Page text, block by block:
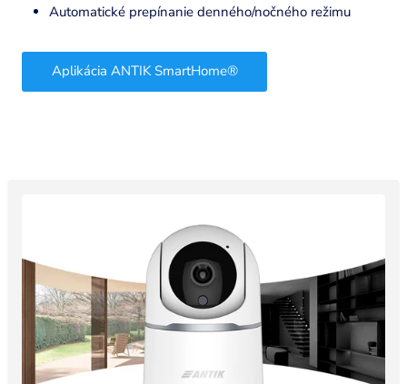
Automatické prepínanie denného/nočného režimu
Aplikácia ANTIK SmartHome®